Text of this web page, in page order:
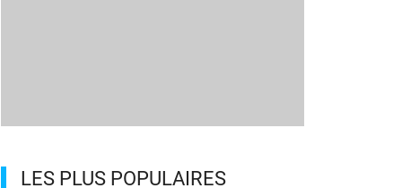
LES PLUS POPULAIRES